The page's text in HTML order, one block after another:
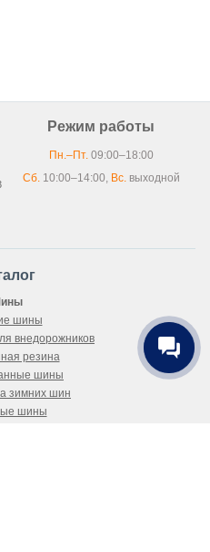
Режим работы
Пн.–Пт.09:00–18:00
Сб.10:00–14:00, Вс.выходной
шины
внедорожников
резина
шины
зимних шин
шины